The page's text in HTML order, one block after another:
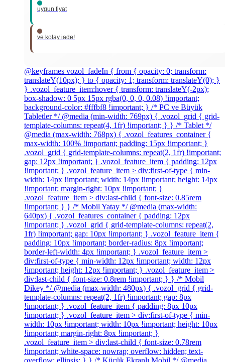
uygun fiyat
ve kolay iade!
@keyframes vozol_fadeIn { from { opacity: 0; transform:
translateY(10px); } to { opacity: 1; transform: translateY(0); }
} .vozol_feature_item:hover { transform: translateY(-2px);
box-shadow: 0 5px 15px rgba(0, 0, 0, 0.08) !important;
background-color: #fffbf8 !important; } /* PC ve Büyük
Tabletler */ @media (min-width: 769px) { .vozol_grid { grid-
template-columns: repeat(4, 1fr) !important; } } /* Tablet */
@media (max-width: 768px) { .vozol_features_container {
max-width: 100% !important; padding: 15px !important; }
.vozol_grid { grid-template-columns: repeat(2, 1fr) !important;
gap: 12px !important; } .vozol_feature_item { padding: 12px
!important; } .vozol_feature_item > div:first-of-type { min-
width: 14px !important; width: 14px !important; height: 14px
!important; margin-right: 10px !important; }
.vozol_feature_item > div:last-child { font-size: 0.85rem
!important; } } /* Mobil Yatay */ @media (max-width:
640px) { .vozol_features_container { padding: 12px
!important; } .vozol_grid { grid-template-columns: repeat(2,
1fr) !important; gap: 10px !important; } .vozol_feature_item {
padding: 10px !important; border-radius: 8px !important;
border-left-width: 4px !important; } .vozol_feature_item >
div:first-of-type { min-width: 12px !important; width: 12px
!important; height: 12px !important; } .vozol_feature_item >
div:last-child { font-size: 0.8rem !important; } } /* Mobil
Dikey */ @media (max-width: 480px) { .vozol_grid { grid-
template-columns: repeat(2, 1fr) !important; gap: 8px
!important; } .vozol_feature_item { padding: 8px 10px
!important; } .vozol_feature_item > div:first-of-type { min-
width: 10px !important; width: 10px !important; height: 10px
!important; margin-right: 8px !important; }
.vozol_feature_item > div:last-child { font-size: 0.78rem
!important; white-space: nowrap; overflow: hidden; text-
overflow: ellipsis; } } /* Küçük Ekranlı Mobil */ @media